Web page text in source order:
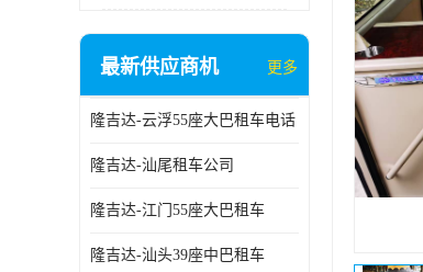
最新供应商机 更多
隆吉达-云浮55座大巴租车电话
隆吉达-汕尾租车公司
隆吉达-江门55座大巴租车
隆吉达-汕头39座中巴租车